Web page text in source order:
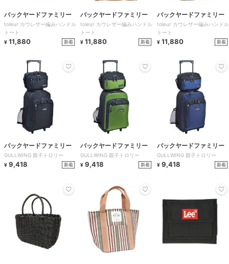
バックヤードファミリー
toleur カウレザー編みハンドル
トート
¥ 11,880 新着
バックヤードファミリー
toleur カウレザー編みハンドル
トート
¥ 11,880 新着
バックヤードファミリー
toleur カウレザー編みハンドル
トート
¥ 11,880 新着
バックヤードファミリー
GULLWING 親子トロリー
¥ 9,418 新着
バックヤードファミリー
GULLWING 親子トロリー
¥ 9,418 新着
バックヤードファミリー
GULLWING 親子トロリー
¥ 9,418 新着